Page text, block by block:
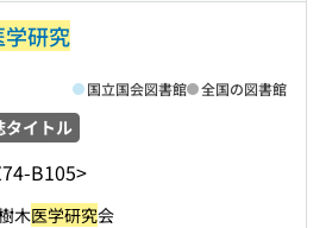
学研究
タイトル
B105>
国立国会図書館 全国の図書館
木医学研究会